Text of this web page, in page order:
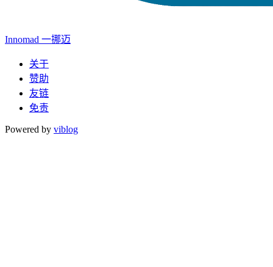
Innomad 一挪迈
关于
赞助
友链
免责
Powered by viblog